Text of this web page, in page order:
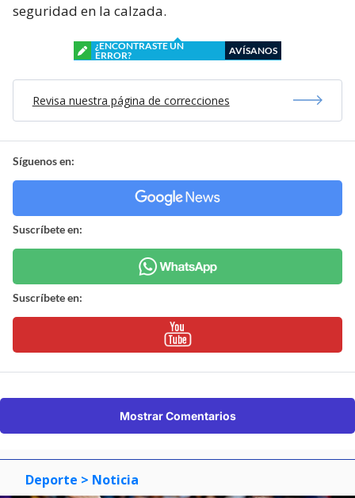
seguridad en la calzada.
¿ENCONTRASTE UN
ERROR?
AVÍSANOS
Revisa nuestra página de correcciones
Síguenos en:
Suscríbete en:
Suscríbete en:
Mostrar Comentarios
Deporte > Noticia